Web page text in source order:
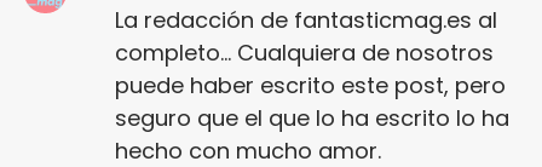
La redacción de fantasticmag.es al
completo... Cualquiera de nosotros
puede haber escrito este post, pero
seguro que el que lo ha escrito lo ha
hecho con mucho amor.